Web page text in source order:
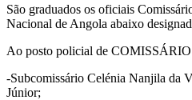
São graduados os oficiais
Nacional de Angola abaixo
Ao posto policial de
-Subcomissário Celénia Nanjila da
Júnior;